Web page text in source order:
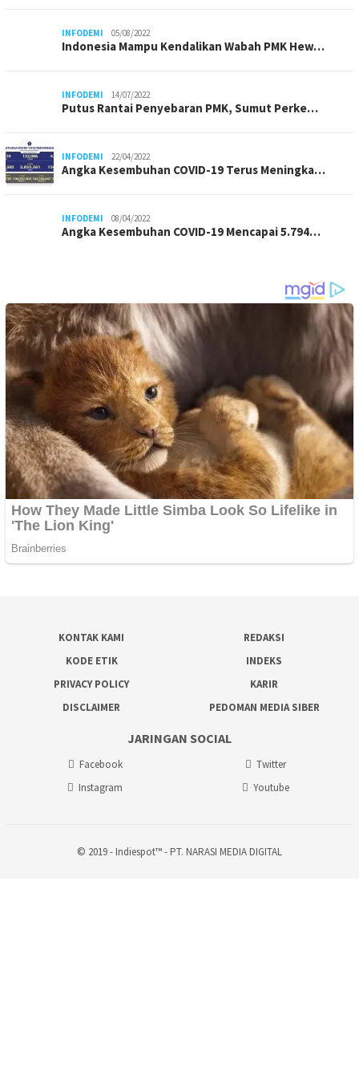
INFODEMI 05/08/2022
Indonesia Mampu Kendalikan Wabah PMK Hew…
INFODEMI 14/07/2022
Putus Rantai Penyebaran PMK, Sumut Perke…
INFODEMI 22/04/2022
Angka Kesembuhan COVID-19 Terus Meningka…
INFODEMI 08/04/2022
Angka Kesembuhan COVID-19 Mencapai 5.794…
KONTAK KAMI
REDAKSI
KODE ETIK
INDEKS
PRIVACY POLICY
KARIR
DISCLAIMER
PEDOMAN MEDIA SIBER
JARINGAN SOCIAL
Facebook
Twitter
Instagram
Youtube
© 2019 - Indiespot™ - PT. NARASI MEDIA DIGITAL